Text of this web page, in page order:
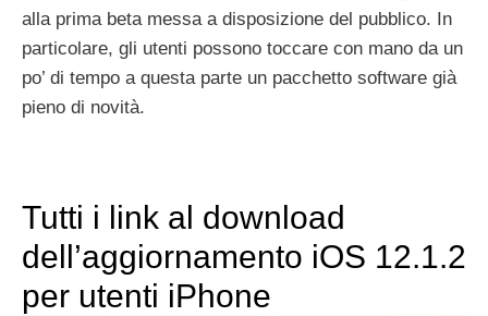
alla prima beta messa a disposizione del pubblico. In
particolare, gli utenti possono toccare con mano da un
po’ di tempo a questa parte un pacchetto software già
pieno di novità.
Tutti i link al download
dell’aggiornamento iOS 12.1.2
per utenti iPhone